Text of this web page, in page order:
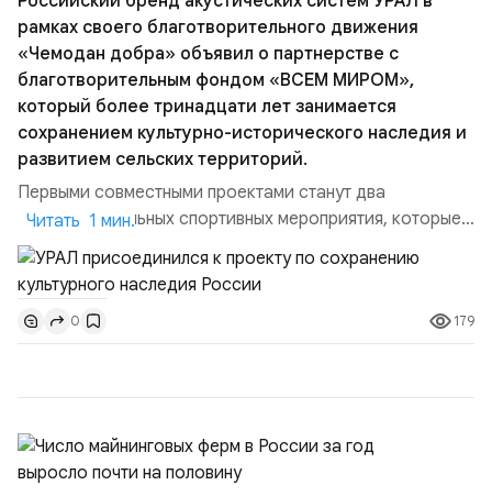
рамках своего благотворительного движения
«Чемодан добра» объявил о партнерстве с
благотворительным фондом «ВСЕМ МИРОМ»,
который более тринадцати лет занимается
сохранением культурно-исторического наследия и
развитием сельских территорий.
Первыми совместными проектами станут два
благотворительных спортивных мероприятия, которые
пройдут в августе в Ивановской области и объединят
жителей региона, волонтеров и участников со всей
страны. Для УРАЛ это продолжение философии
бренда, основанной на развитии российского
производства и продвижении русского звука.
Читать 1 мин.
0 179